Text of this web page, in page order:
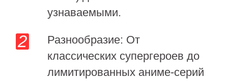
узнаваемыми.
Разнообразие: От
классических супергероев до
лимитированных аниме-серий